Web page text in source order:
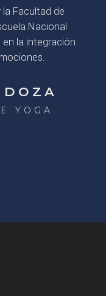
Facultad de
Nacional
la integración
YOGA